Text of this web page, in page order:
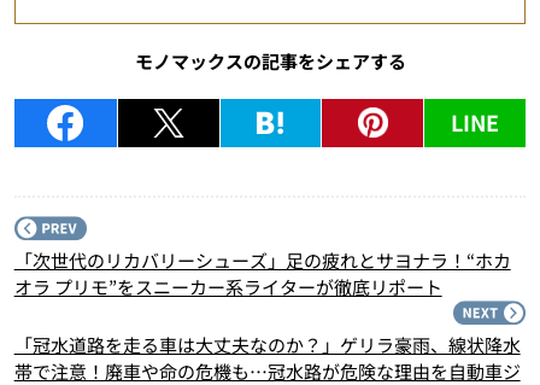
モノマックスの記事をシェアする
LINE
「次世代のリカバリーシューズ」足の疲れとサヨナラ！“ホカ
オラ プリモ”をスニーカー系ライターが徹底リポート
「冠水道路を走る車は大丈夫なのか？」ゲリラ豪雨、線状降水
帯で注意！廃車や命の危機も…冠水路が危険な理由を自動車ジ